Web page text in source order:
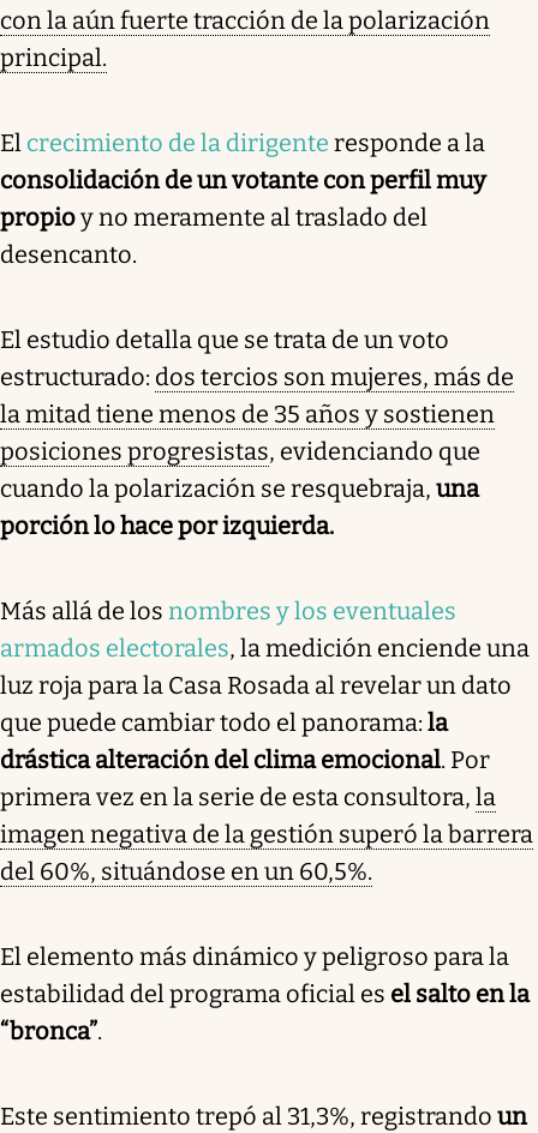
con la aún fuerte tracción de la polarización
principal.
El crecimiento de la dirigente responde a la
consolidación de un votante con perfil muy
propioy no meramente al traslado del
desencanto.
El estudio detalla que se trata de un voto
estructurado: dos tercios son mujeres, más de
la mitad tiene menos de 35 años y sostienen
posiciones progresistas, evidenciando que
cuando la polarización se resquebraja, una
porción lo hace por izquierda.
Más allá de los nombres y los eventuales
armados electorales, la medición enciende una
luz roja para la Casa Rosada al revelar un dato
que puede cambiar todo el panorama: la
drástica alteración del clima emocional. Por
primera vez en la serie de esta consultora, la
imagen negativa de la gestión superó la barrera
del 60%, situándose en un 60,5%.
El elemento más dinámico y peligroso para la
estabilidad del programa oficial es el salto en la
“bronca”.
Este sentimiento trepó al 31,3%, registrando un